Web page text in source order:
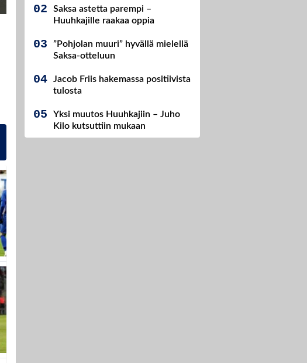
Saksa astetta parempi –
Huuhkajille raakaa oppia
”Pohjolan muuri” hyvällä mielellä
Saksa-otteluun
Jacob Friis hakemassa positiivista
tulosta
Yksi muutos Huuhkajiin – Juho
Kilo kutsuttiin mukaan